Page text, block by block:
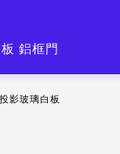
鋁框門
影玻璃白板